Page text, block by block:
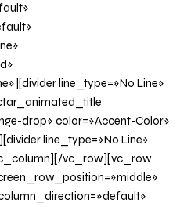
line_type=»No Line»
drop» color=»Accent-Color»
line_type=»No Line»
vc_row][vc_row